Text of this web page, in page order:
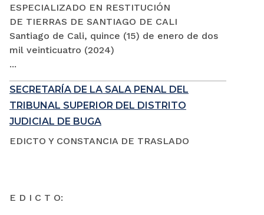
ESPECIALIZADO EN RESTITUCIÓN
DE TIERRAS DE SANTIAGO DE CALI
Santiago de Cali, quince (15) de enero de dos
mil veinticuatro (2024)
...
SECRETARÍA DE LA SALA PENAL DEL
TRIBUNAL SUPERIOR DEL DISTRITO
JUDICIAL DE BUGA
EDICTO Y CONSTANCIA DE TRASLADO
E D I C T O: